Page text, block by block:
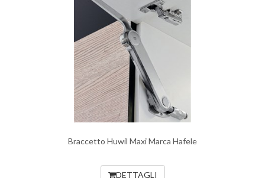
Braccetto Huwil Maxi Marca Hafele
DETTAGLI